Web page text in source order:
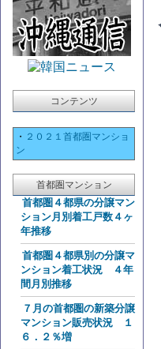
コンテンツ
・ ２０２１首都圏マンショ
ン
首都圏マンション
首都圏４都県の分譲マン
ション月別着工戸数４ヶ
年推移
首都圏４都県別の分譲マ
ンション着工状況 ４年
間月別推移
７月の首都圏の新築分譲
マンション販売状況 １
６．２％増